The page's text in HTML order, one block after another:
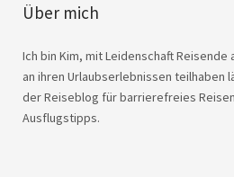
Über mich
Ich bin Kim, mit Leidenschaft Reisende
an ihren Urlaubserlebnissen teilhaben
der Reiseblog für barrierefreies
Ausflugstipps.